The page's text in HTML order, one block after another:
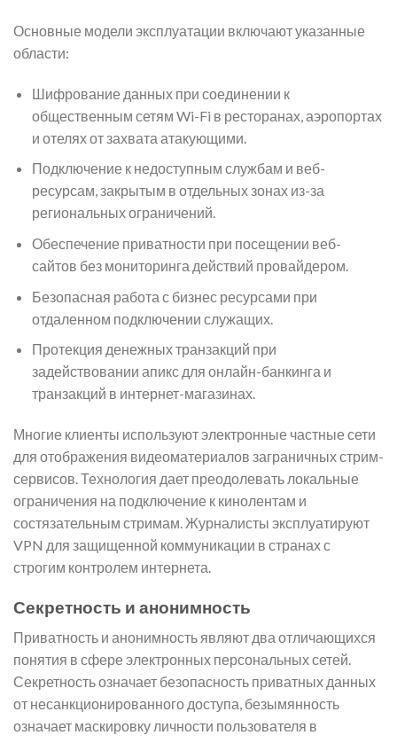
Основные модели эксплуатации включают указанные
области:
Шифрование данных при соединении к
общественным сетям Wi-Fi в ресторанах, аэропортах
и отелях от захвата атакующими.
Подключение к недоступным службам и веб-
ресурсам, закрытым в отдельных зонах из-за
региональных ограничений.
Обеспечение приватности при посещении веб-
сайтов без мониторинга действий провайдером.
Безопасная работа с бизнес ресурсами при
отдаленном подключении служащих.
Протекция денежных транзакций при
задействовании апикс для онлайн-банкинга и
транзакций в интернет-магазинах.
Многие клиенты используют электронные частные сети
для отображения видеоматериалов заграничных стрим-
сервисов. Технология дает преодолевать локальные
ограничения на подключение к кинолентам и
состязательным стримам. Журналисты эксплуатируют
VPN для защищенной коммуникации в странах с
строгим контролем интернета.
Секретность и анонимность
Приватность и анонимность являют два отличающихся
понятия в сфере электронных персональных сетей.
Секретность означает безопасность приватных данных
от несанкционированного доступа, безымянность
означает маскировку личности пользователя в